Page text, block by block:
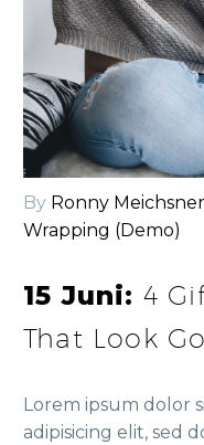
By Ronny Meichsner
Wrapping (Demo)
15 Juni: 4
That Look
Lorem ipsum dolor
adipisicing elit, sed